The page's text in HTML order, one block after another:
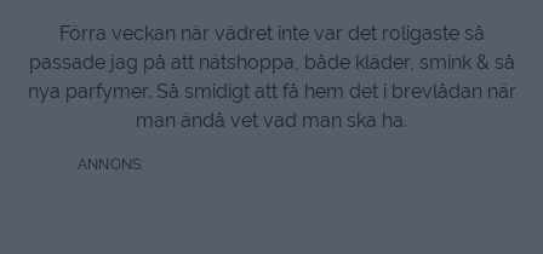
Förra veckan när vädret inte var det roligaste så
passade jag på att nätshoppa, både kläder, smink & så
nya parfymer. Så smidigt att få hem det i brevlådan när
man ändå vet vad man ska ha.